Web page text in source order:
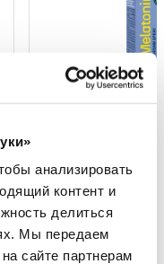
анализировать
контент и
делиться
Мы передаем
сайте партнерам
RFF Melatonin
мл
5.52 € 8.49 €